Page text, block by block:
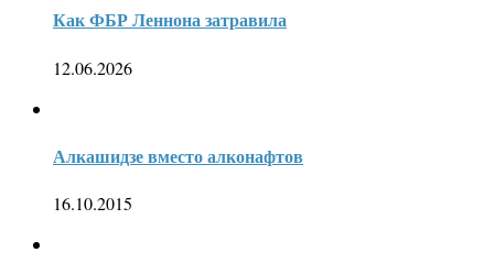
Как ФБР Леннона затравила
12.06.2026
Алкашидзе вместо алконафтов
16.10.2015